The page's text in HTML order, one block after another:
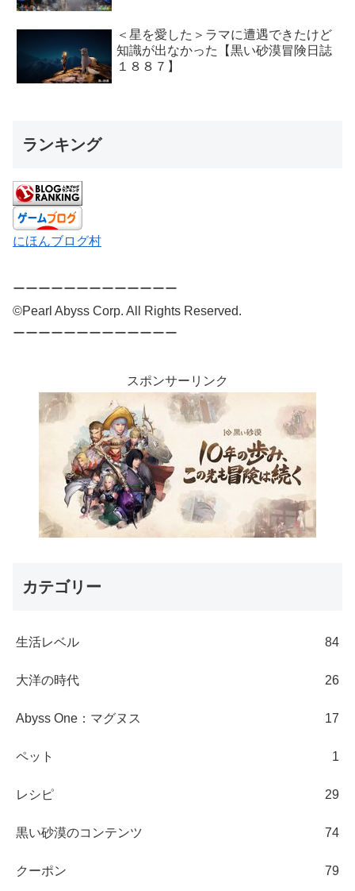
＜星を愛した＞ラマに遭遇できたけど
知識が出なかった【黒い砂漠冒険日誌
１８８７】
ランキング
にほんブログ村
ーーーーーーーーーーーーー
©Pearl Abyss Corp. All Rights Reserved.
ーーーーーーーーーーーーー
スポンサーリンク
カテゴリー
生活レベル 84
大洋の時代 26
Abyss One：マグヌス 17
ペット 1
レシピ 29
黒い砂漠のコンテンツ 74
クーポン 79